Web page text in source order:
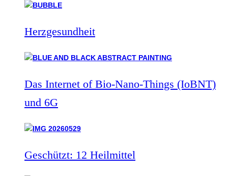
Herzgesundheit
Das Internet of Bio-Nano-Things (IoBNT)
und 6G
Geschützt: 12 Heilmittel